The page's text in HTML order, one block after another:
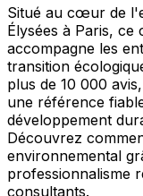
Situé au cœur de
Élysées à Paris,
accompagne les
transition
plus de 10 000
une référence
développement
Découvrez
environnemental
professionnalisme
consultants.